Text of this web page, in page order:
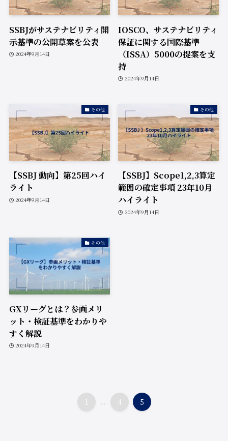
SSBJがサステナビリティ開
示基準の公開草案を公表
2024年9月14日
IOSCO、サステナビリティ
保証に関する国際基準
（ISSA）5000の提案を支
持
2024年9月14日
その他
【SSBJ 動向】第25回ハイ
ライト
2024年9月14日
その他
【SSBJ】Scope1,2,3算定
範囲の確定事項 23年10月
ハイライト
2024年9月14日
その他
GXリーグとは？参画メリ
ット・検証基準をわかりや
すく解説
2024年9月14日
1 ... 4 5